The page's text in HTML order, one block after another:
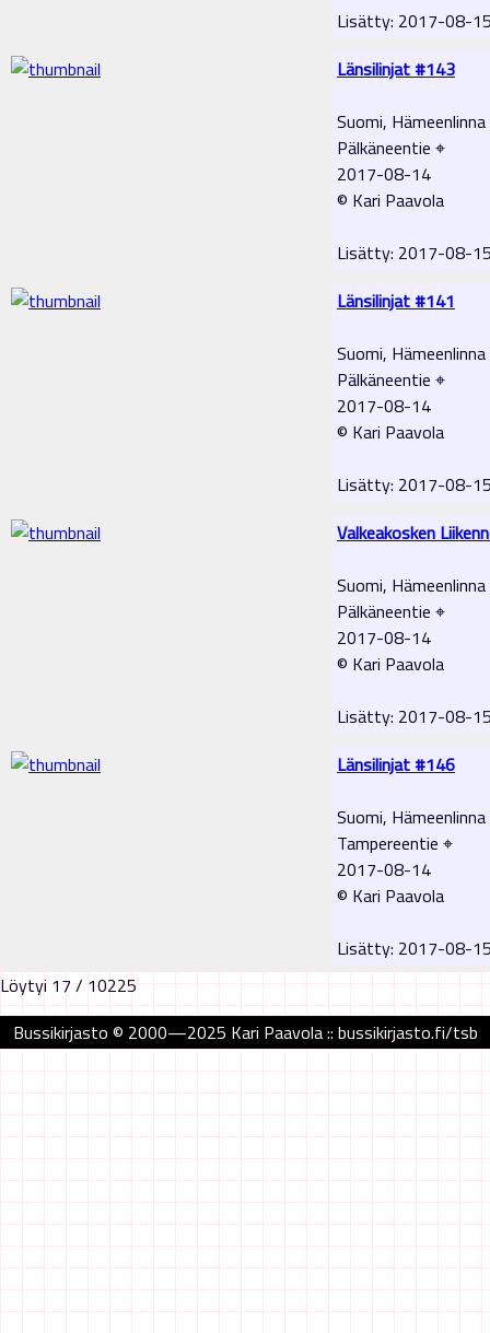
Lisätty: 2017-08-
Länsilinjat #143
Suomi, Hämeenlinna
Pälkäneentie ⌖
2017-08-14
© Kari Paavola
Lisätty: 2017-08-
Länsilinjat #141
Suomi, Hämeenlinna
Pälkäneentie ⌖
2017-08-14
© Kari Paavola
Lisätty: 2017-08-
Valkeakosken
Suomi, Hämeenlinna
Pälkäneentie ⌖
2017-08-14
© Kari Paavola
Lisätty: 2017-08-
Länsilinjat #146
Suomi, Hämeenlinna
Tampereentie ⌖
2017-08-14
© Kari Paavola
Lisätty: 2017-08-
Löytyi 17 / 10225
Bussikirjasto © 2000—2025 Kari Paavola :: bussikirjasto.fi/tsb